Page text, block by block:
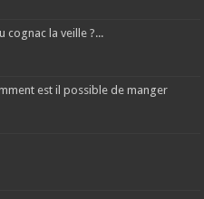
cognac la veille ?...
est il possible de manger